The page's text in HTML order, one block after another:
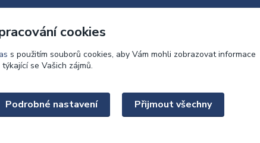
cookies
s použitím souborů cookies, aby Vám mohli zobrazovat informace
týkající se Vašich zájmů.
Podrobné nastavení Přijmout všechny